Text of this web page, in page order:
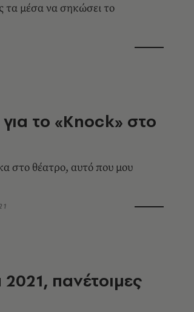
τα μέσα να σηκώσει το
το «Knock» στο
στο θέατρο, αυτό που μου
πανέτοιμες